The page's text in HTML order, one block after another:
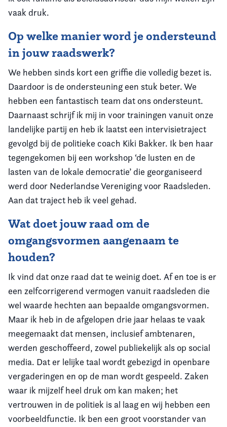
vaak druk.
Op welke manier word je ondersteund
in jouw raadswerk?
We hebben sinds kort een griffie die volledig bezet is.
Daardoor is de ondersteuning een stuk beter. We
hebben een fantastisch team dat ons ondersteunt.
Daarnaast schrijf ik mij in voor trainingen vanuit onze
landelijke partij en heb ik laatst een intervisietraject
gevolgd bij de politieke coach Kiki Bakker. Ik ben haar
tegengekomen bij een workshop ‘de lusten en de
lasten van de lokale democratie’ die georganiseerd
werd door Nederlandse Vereniging voor Raadsleden.
Aan dat traject heb ik veel gehad.
Wat doet jouw raad om de
omgangsvormen aangenaam te
houden?
Ik vind dat onze raad dat te weinig doet. Af en toe is er
een zelfcorrigerend vermogen vanuit raadsleden die
wel waarde hechten aan bepaalde omgangsvormen.
Maar ik heb in de afgelopen drie jaar helaas te vaak
meegemaakt dat mensen, inclusief ambtenaren,
werden geschoffeerd, zowel publiekelijk als op social
media. Dat er lelijke taal wordt gebezigd in openbare
vergaderingen en op de man wordt gespeeld. Zaken
waar ik mijzelf heel druk om kan maken; het
vertrouwen in de politiek is al laag en wij hebben een
voorbeeldfunctie. Ik ben een groot voorstander van